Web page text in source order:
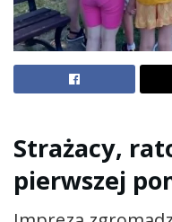
Strażacy,
pierwszej